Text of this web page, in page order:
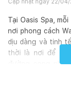
Cập nhật ngày 22/04/
Tại Oasis Spa,
nơi phong cách
dịu dàng và tinh
thời là nơi để
đường cong